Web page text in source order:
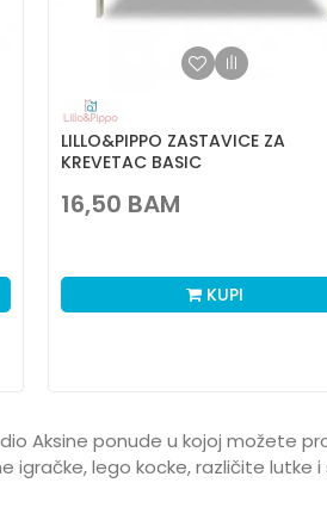
LILLO&PIPPO ZASTAVICE ZA
KREVETAC BASIC
16,50 BAM
KUPI
Aksine ponude u kojoj možete
igračke, lego kocke, različite lutke